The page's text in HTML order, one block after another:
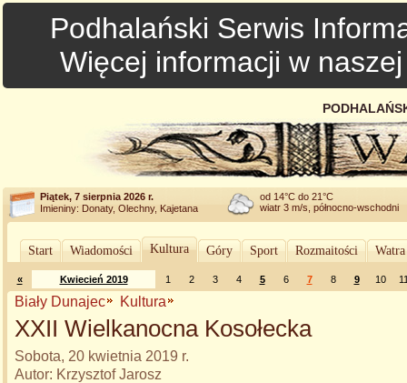
Podhalański Serwis
Więcej informacji w
Piątek, 7 sierpnia 2026 r.
Imieniny: Donaty, Olechny, Kajetana
od 14°C do 21°C
wiatr 3 m/s, północno-wschodni
Start Wiadomości Kultura Góry Sport Rozmaitości
« Kwiecień 2019 1 2 3 4 5 6 7 8 9 10
Biały Dunajec Kultura
XXII Wielkanocna Kosołecka
Sobota, 20 kwietnia 2019 r.
Autor: Krzysztof Jarosz